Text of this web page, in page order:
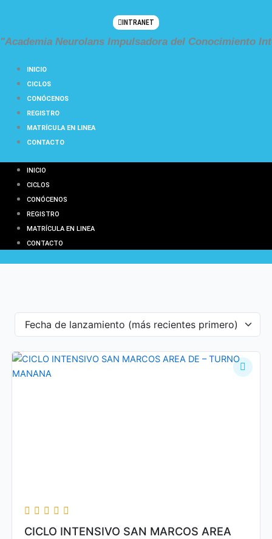
contenido
INTRANET
"Academia Neurolans Impulsadora del Conocimiento
INICIO
CICLOS
CONÓCENOS
REGISTRO
MATRÍCULA EN LINEA
CONTACTO
INICIO
CICLOS
CONÓCENOS
REGISTRO
MATRÍCULA EN LINEA
CONTACTO
CICLO INTENSIVO SAN MARCOS AREA